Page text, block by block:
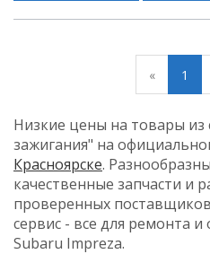
« 1
Низкие цены на товары из
зажигания" на
Красноярске.
качественные запчасти и
проверенных
сервис - все для ремонта
Subaru Impreza.